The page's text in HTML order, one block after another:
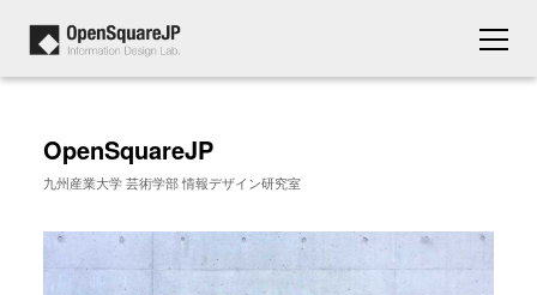
OpenSquareJP
九州産業大学 芸術学部 情報デザイン研究室